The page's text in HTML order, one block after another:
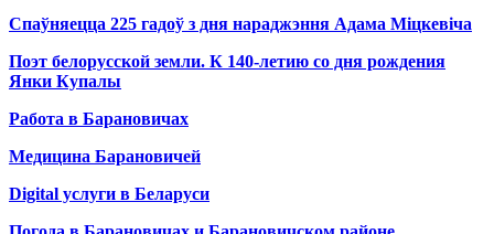
Спаўняецца 225 гадоў з дня нараджэння Адама Міцкевіча
Поэт белорусской земли. К 140-летию со дня рождения
Янки Купалы
Работа в Барановичах
Медицина Барановичей
Digital услуги в Беларуси